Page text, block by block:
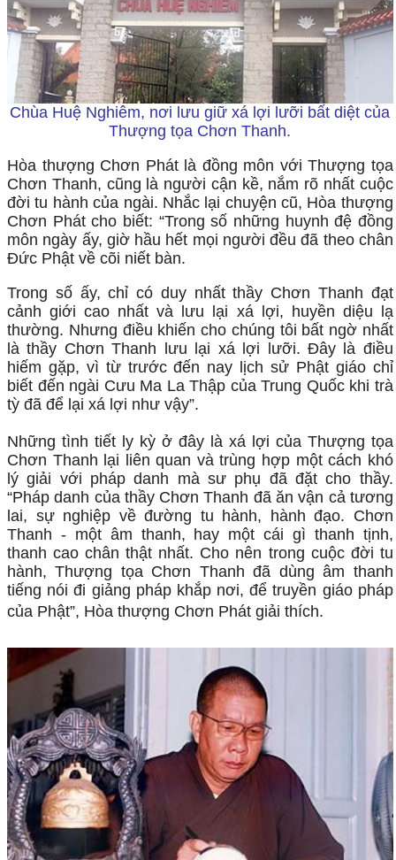
Chùa Huệ Nghiêm, nơi lưu giữ xá lợi lưỡi bất diệt của
Thượng tọa Chơn Thanh.
Hòa thượng Chơn Phát là đồng môn với Thượng tọa
Chơn Thanh, cũng là người cận kề, nắm rõ nhất cuộc
đời tu hành của ngài. Nhắc lại chuyện cũ, Hòa thượng
Chơn Phát cho biết: “Trong số những huynh đệ đồng
môn ngày ấy, giờ hầu hết mọi người đều đã theo chân
Đức Phật về cõi niết bàn.
Trong số ấy, chỉ có duy nhất thầy Chơn Thanh đạt
cảnh giới cao nhất và lưu lại xá lợi, huyền diệu lạ
thường. Nhưng điều khiến cho chúng tôi bất ngờ nhất
là thầy Chơn Thanh lưu lại xá lợi lưỡi. Đây là điều
hiếm gặp, vì từ trước đến nay lịch sử Phật giáo chỉ
biết đến ngài Cưu Ma La Thập của Trung Quốc khi trà
tỳ đã để lại xá lợi như vậy”.
Những tình tiết ly kỳ ở đây là xá lợi của Thượng tọa
Chơn Thanh lại liên quan và trùng hợp một cách khó
lý giải với pháp danh mà sư phụ đã đặt cho thầy.
“Pháp danh của thầy Chơn Thanh đã ăn vận cả tương
lai, sự nghiệp về đường tu hành, hành đạo. Chơn
Thanh - một âm thanh, hay một cái gì thanh tịnh,
thanh cao chân thật nhất. Cho nên trong cuộc đời tu
hành, Thượng tọa Chơn Thanh đã dùng âm thanh
tiếng nói đi giảng pháp khắp nơi, để truyền giáo pháp
của Phật”, Hòa thượng Chơn Phát giải thích.